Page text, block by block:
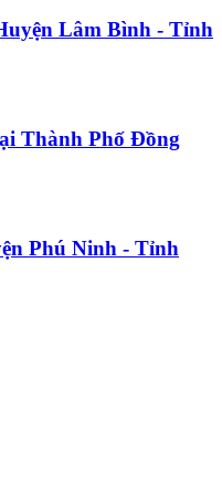
Lâm Bình - Tỉnh
Thành Phố Đồng
Phú Ninh - Tỉnh